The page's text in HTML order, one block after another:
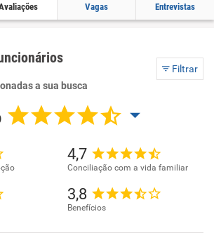
Vagas Entrevistas
Filtrar
a sua busca
4,7
Conciliação com a vida familiar
3,8
Benefícios